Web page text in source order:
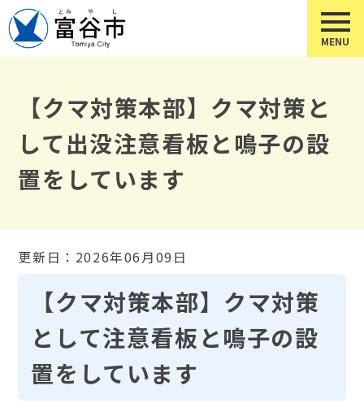
【クマ対策本部】クマ対策と
して出没注意看板と鳴子の設
置をしています
更新日：2026年06月09日
【クマ対策本部】クマ対策
として注意看板と鳴子の設
置をしています